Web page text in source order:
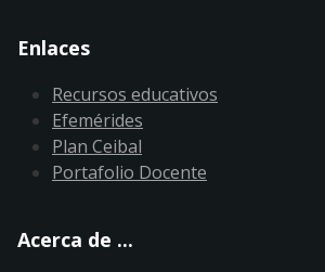
Enlaces
Recursos educativos
Efemérides
Plan Ceibal
Portafolio Docente
Acerca de ...